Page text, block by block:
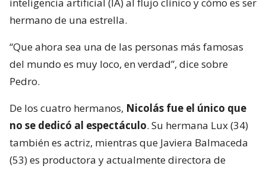
hermano de una estrella.
“Que ahora sea una de las personas más famosas
del mundo es muy loco, en verdad”, dice sobre
Pedro.
De los cuatro hermanos, Nicolás fue el único que
no se dedicó al espectáculo. Su hermana Lux (34)
también es actriz, mientras que Javiera Balmaceda
(53) es productora y actualmente directora de